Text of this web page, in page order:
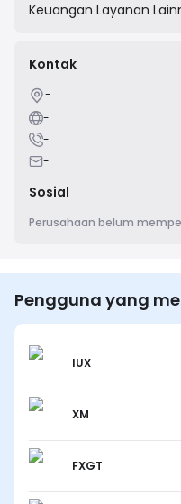
Keuangan Layanan
Kontak
-
-
-
-
Sosial
Perusahaan belum
Pengguna yang
melihat…
IUX
XM
FXGT